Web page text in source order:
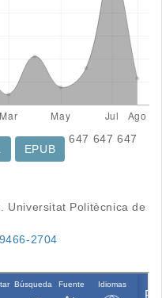
647 647 647
EPUB
Universitat Politècnica de
2704